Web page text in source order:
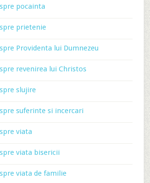
pocainta
prietenie
Providenta lui Dumnezeu
revenirea lui Christos
slujire
suferinte si incercari
viata
viata bisericii
viata de familie